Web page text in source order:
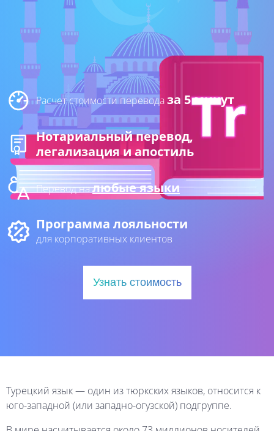
Расчет стоимости переводаза 5 минут
Нотариальный перевод,
легализация и апостиль
Перевод налюбые языки
Программа лояльности
для корпоративных клиентов
Узнать стоимость
Турецкий язык— один изтюркскихязыков, относится к
юго-западной (или западно-огузской) подгруппе.